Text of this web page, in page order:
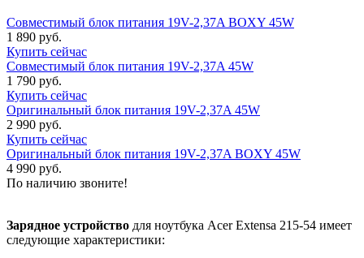
Совместимый блок питания 19V-2,37A BOXY 45W
1 890 руб.
Купить сейчас
Совместимый блок питания 19V-2,37A 45W
1 790 руб.
Купить сейчас
Оригинальный блок питания 19V-2,37A 45W
2 990 руб.
Купить сейчас
Оригинальный блок питания 19V-2,37A BOXY 45W
4 990 руб.
По наличию звоните!
Зарядное устройство для ноутбука Acer Extensa 215-54 имеет
следующие характеристики: